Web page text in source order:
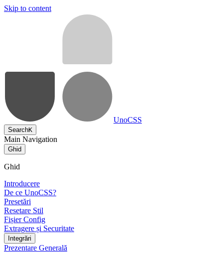
Skip to content
UnoCSS
SearchK
Main Navigation
Ghid
Ghid
Introducere
De ce UnoCSS?
Presetări
Resetare Stil
Fișier Config
Extragere și Securitate
Integrări
Prezentare Generală